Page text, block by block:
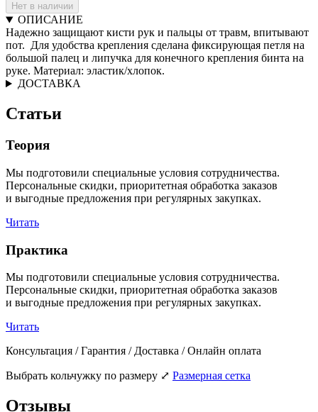
Нет в наличии
ОПИСАНИЕ
Надежно защищают кисти рук и пальцы от травм, впитывают
пот. Для удобства крепления сделана фиксирующая петля на
большой палец и липучка для конечного крепления бинта на
руке. Материал: эластик/хлопок.
ДОСТАВКА
Статьи
Теория
Мы подготовили специальные условия сотрудничества.
Персональные скидки, приоритетная обработка заказов
и выгодные предложения при регулярных закупках.
Читать
Практика
Мы подготовили специальные условия сотрудничества.
Персональные скидки, приоритетная обработка заказов
и выгодные предложения при регулярных закупках.
Читать
Консультация / Гарантия / Доставка / Онлайн оплата
Выбрать кольчужку по размеру ⤢ Размерная сетка
Отзывы